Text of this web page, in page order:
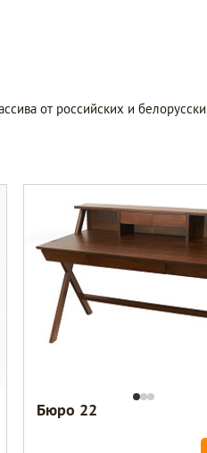
от российских и
Бюро 22